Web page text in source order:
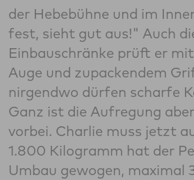
der Hebebühne und im
fest, sieht gut aus!" Auch
Einbauschränke prüft er
Auge und zupackendem
nirgendwo dürfen scharfe
Ganz ist die Aufregung
vorbei. Charlie muss jetzt
1.800 Kilogramm hat der
Umbau gewogen, maximal